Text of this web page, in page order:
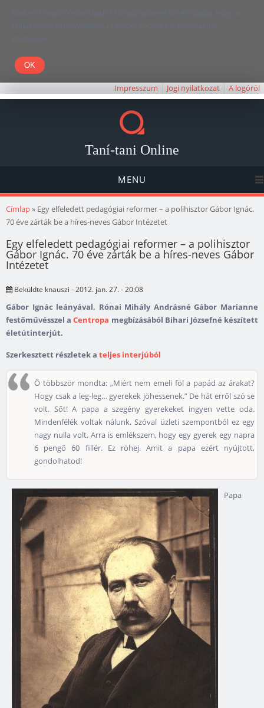
Kedves Olvasó! Weboldalunk böngészésével Ön elfogadja, hogy a
felhasználói élmény javítása céljából cookie-kat használunk.
Köszönjük!
Impresszum Jogi nyilatkozat A logóról
Taní-tani Online
MENU
Jelenlegi hely
Címlap» Egy elfeledett pedagógiai reformer – a polihisztor Gábor Ignác.
70 éve zárták be a híres-neves Gábor Intézetet
Egy elfeledett pedagógiai reformer – a polihisztor
Gábor Ignác. 70 éve zárták be a híres-neves Gábor
Intézetet
Beküldte knauszi - 2012. jan. 27. - 20:08
Gábor Ignác leányával, Rónai Mihály Andrásné Gábor Marianne
festőművésszel aCentropa megbízásából Bihari Józsefné készített
életútinterjút.
Szerkesztett részletek a teljes interjúból
Ő többször mondta: „Miért nem emeli föl a papád az árakat?
Hogy csak a leg-leg… gyerekek jöhessenek.” De hát erről szó se
volt. Sőt! A papa a szegény gyerekeket ingyen vette oda.
Mindenfélék voltak nálunk. Szóval üzleti szempontból ez egy
nagy nulla volt. Arra is emlékszem, hogy egy gyerek egy napra
6 pengő 60 fillér. Ez röhej. Amit a papa ezért nyújtott,
gondolhatod!
Papa